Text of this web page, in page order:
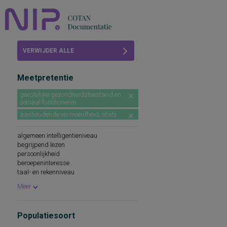
Abonneren
VERWIJDER ALLE
Meetpretentie
geestelijke gezondheidstoestand en
sociaal functioneren
aanhoudende vermoeidheid, state
algemeen intelligentieniveau
begrijpend lezen
persoonlijkheid
beroepeninteresse
taal- en rekenniveau
spellingsvaardigheid
persoonlijkheidseigenschappen
Meer
Populatiesoort